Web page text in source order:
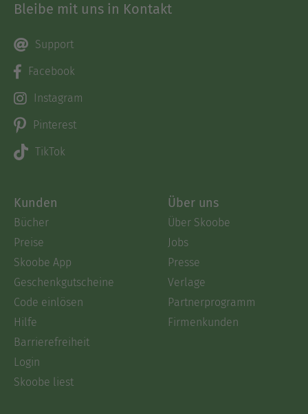
Bleibe mit uns in Kontakt
Support
Facebook
Instagram
Pinterest
TikTok
Kunden
Bücher
Preise
Skoobe App
Geschenkgutscheine
Code einlösen
Hilfe
Barrierefreiheit
Login
Skoobe liest
Über uns
Über Skoobe
Jobs
Presse
Verlage
Partnerprogramm
Firmenkunden